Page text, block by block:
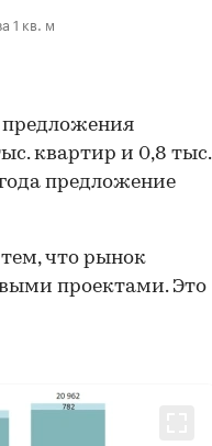
1 кв. м
квартир и 0,8 тыс.
предложение
что рынок
проектами. Это